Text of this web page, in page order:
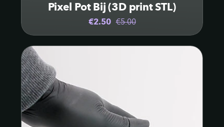
Pixel Pot Bij (3D print STL)
€2.50 €5.00